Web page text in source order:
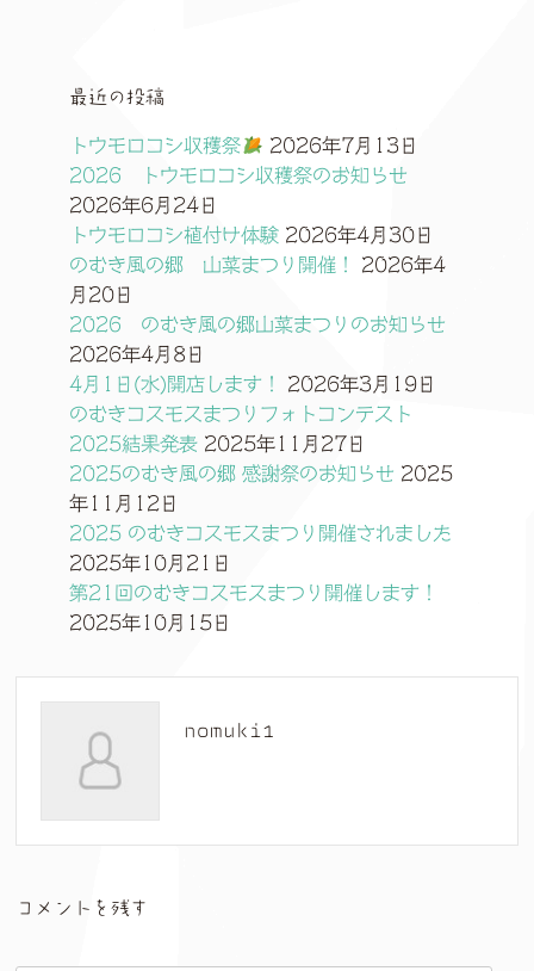
最近の投稿
トウモロコシ収穫祭
2026年7月13日
2026 トウモロコシ収穫祭のお知らせ
2026年6月24日
トウモロコシ植付け体験 2026年4月30日
のむき風の郷 山菜まつり開催！
2026年4
月20日
2026 のむき風の郷山菜まつりのお知らせ
2026年4月8日
4月1日(水)開店します！
2026年3月19日
のむきコスモスまつりフォトコンテスト
2025結果発表 2025年11月27日
2025のむき風の郷 感謝祭のお知らせ 2025
年11月12日
2025 のむきコスモスまつり開催されました
2025年10月21日
第21回のむきコスモスまつり開催します！
2025年10月15日
nomuki1
コメントを残す